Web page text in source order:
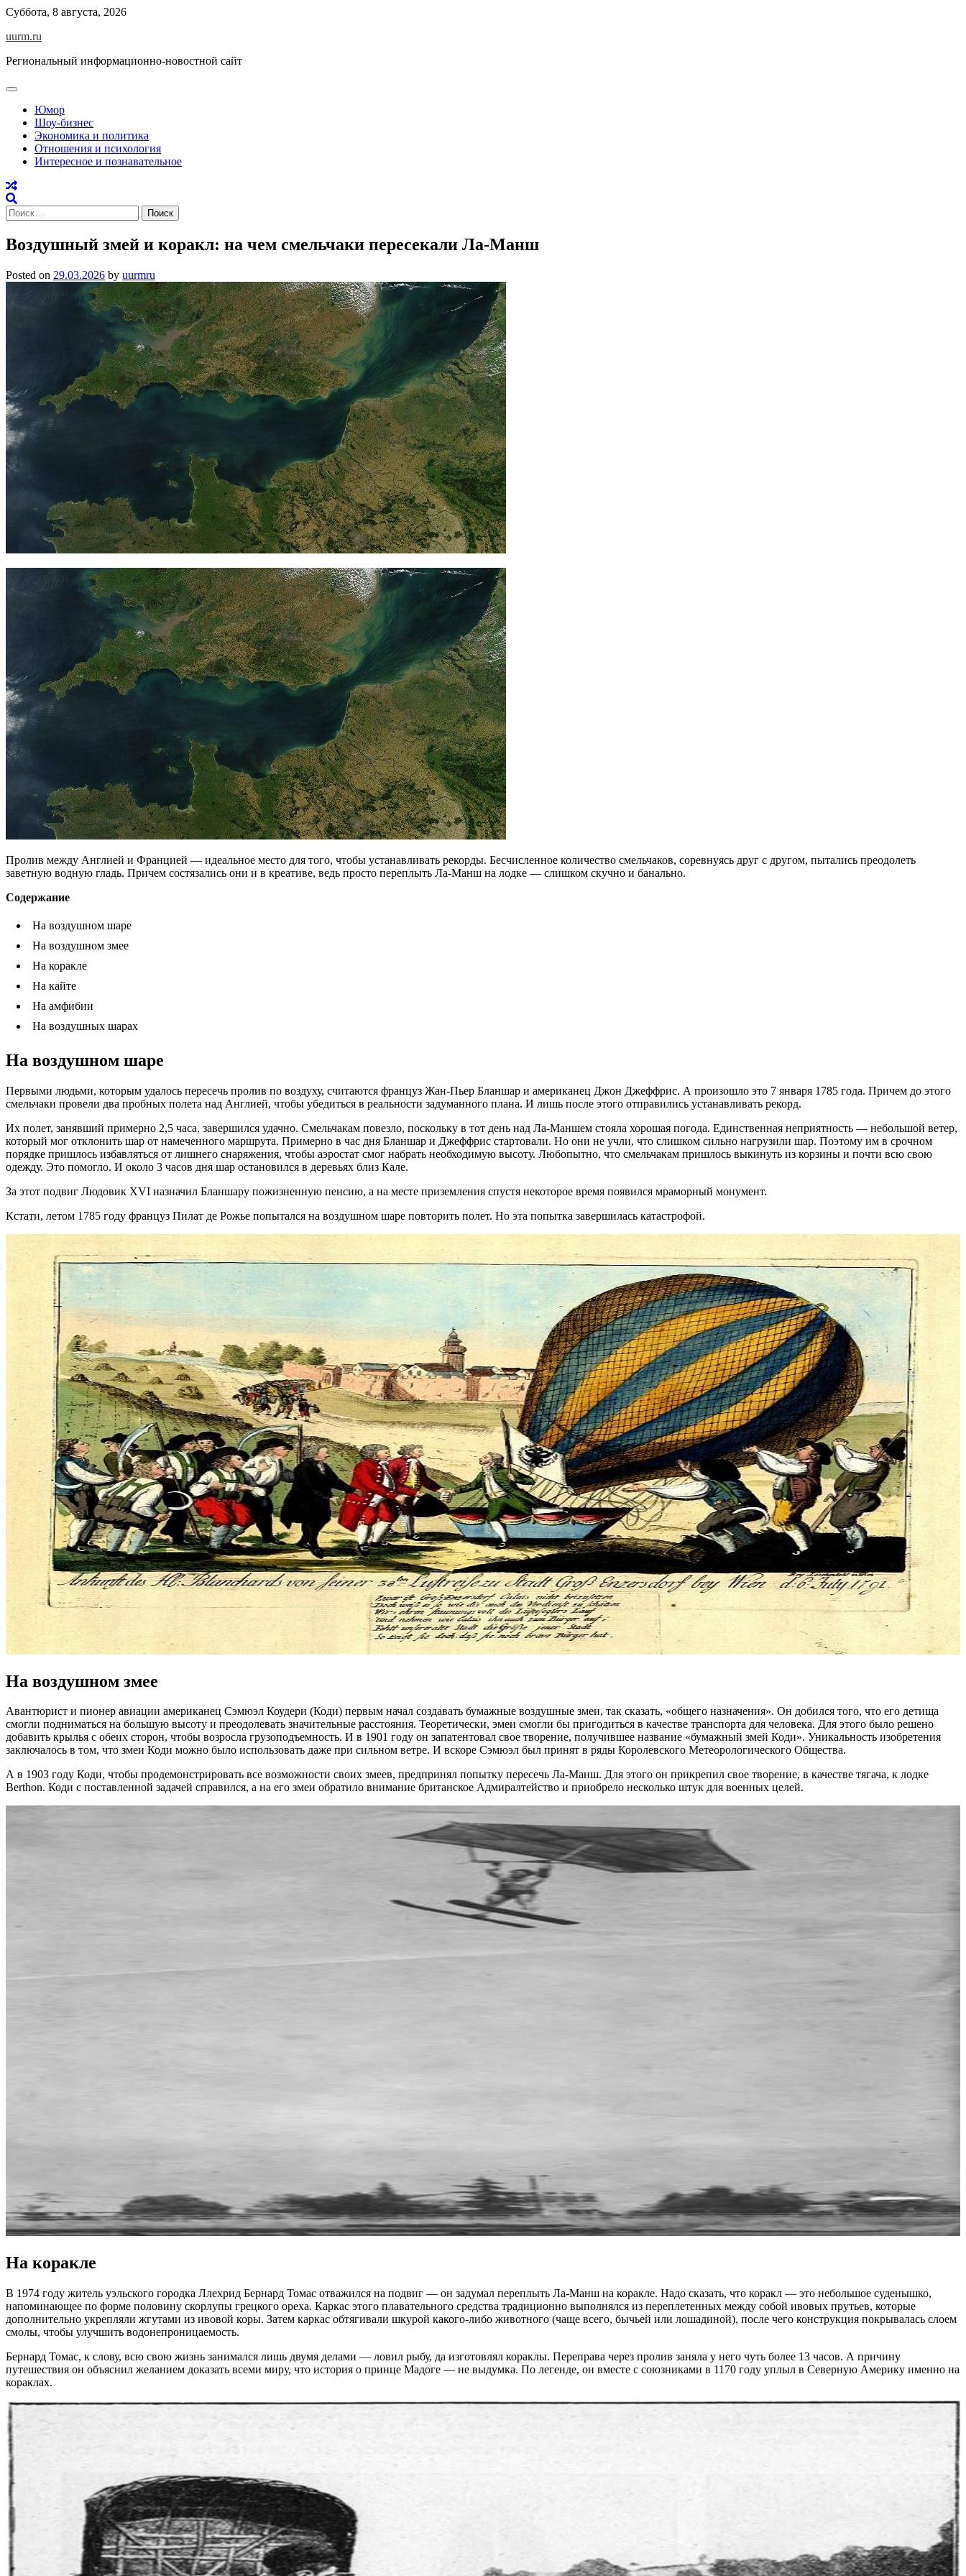
Skip
content
Суббота, 8 августа, 2026
uurm.ru
Региональный информационно-новостной сайт
Юмор
Шоу-бизнес
Экономика и политика
Отношения и психология
Интересное и познавательное
Найти:
Воздушный змей и коракл: на чем смельчаки пересекали Ла-Манш
Posted on 29.03.2026 by uurmru
Пролив между Англией и Францией — идеальное место для того, чтобы устанавливать рекорды. Бесчисленное количество смельчаков, соревнуясь друг с другом, пытались преодолеть
заветную водную гладь. Причем состязались они и в креативе, ведь просто переплыть Ла-Манш на лодке — слишком скучно и банально.
Содержание
На воздушном шаре
На воздушном змее
На коракле
На кайте
На амфибии
На воздушных шарах
На воздушном шаре
Первыми людьми, которым удалось пересечь пролив по воздуху, считаются француз Жан-Пьер Бланшар и американец Джон Джеффрис. А произошло это 7 января 1785 года. Причем до этого
смельчаки провели два пробных полета над Англией, чтобы убедиться в реальности задуманного плана. И лишь после этого отправились устанавливать рекорд.
Их полет, занявший примерно 2,5 часа, завершился удачно. Смельчакам повезло, поскольку в тот день над Ла-Маншем стояла хорошая погода. Единственная неприятность — небольшой ветер,
который мог отклонить шар от намеченного маршрута. Примерно в час дня Бланшар и Джеффрис стартовали. Но они не учли, что слишком сильно нагрузили шар. Поэтому им в срочном
порядке пришлось избавляться от лишнего снаряжения, чтобы аэростат смог набрать необходимую высоту. Любопытно, что смельчакам пришлось выкинуть из корзины и почти всю свою
одежду. Это помогло. И около 3 часов дня шар остановился в деревьях близ Кале.
За этот подвиг Людовик XVI назначил Бланшару пожизненную пенсию, а на месте приземления спустя некоторое время появился мраморный монумент.
Кстати, летом 1785 году француз Пилат де Рожье попытался на воздушном шаре повторить полет. Но эта попытка завершилась катастрофой.
На воздушном змее
Авантюрист и пионер авиации американец Сэмюэл Коудери (Коди) первым начал создавать бумажные воздушные змеи, так сказать, «общего назначения». Он добился того, что его детища
смогли подниматься на большую высоту и преодолевать значительные расстояния. Теоретически, эмеи смогли бы пригодиться в качестве транспорта для человека. Для этого было решено
добавить крылья с обеих сторон, чтобы возросла грузоподъемность. И в 1901 году он запатентовал свое творение, получившее название «бумажный змей Коди». Уникальность изобретения
заключалось в том, что змеи Коди можно было использовать даже при сильном ветре. И вскоре Сэмюэл был принят в ряды Королевского Метеорологического Общества.
А в 1903 году Коди, чтобы продемонстрировать все возможности своих змеев, предпринял попытку пересечь Ла-Манш. Для этого он прикрепил свое творение, в качестве тягача, к лодке
Berthon. Коди с поставленной задачей справился, а на его змеи обратило внимание британское Адмиралтейство и приобрело несколько штук для военных целей.
На коракле
В 1974 году житель уэльского городка Ллехрид Бернард Томас отважился на подвиг — он задумал переплыть Ла-Манш на коракле. Надо сказать, что коракл — это небольшое суденышко,
напоминающее по форме половину скорлупы грецкого ореха. Каркас этого плавательного средства традиционно выполнялся из переплетенных между собой ивовых прутьев, которые
дополнительно укрепляли жгутами из ивовой коры. Затем каркас обтягивали шкурой какого-либо животного (чаще всего, бычьей или лошадиной), после чего конструкция покрывалась слоем
смолы, чтобы улучшить водонепроницаемость.
Бернард Томас, к слову, всю свою жизнь занимался лишь двумя делами — ловил рыбу, да изготовлял кораклы. Переправа через пролив заняла у него чуть более 13 часов. А причину
путешествия он объяснил желанием доказать всеми миру, что история о принце Мадоге — не выдумка. По легенде, он вместе с союзниками в 1170 году уплыл в Северную Америку именно на
кораклах.